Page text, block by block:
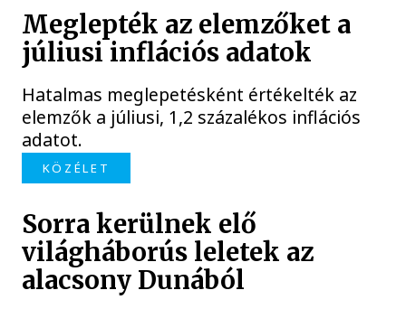
Meglepték az elemzőket a
júliusi inflációs adatok
Hatalmas meglepetésként értékelték az
elemzők a júliusi, 1,2 százalékos inflációs
adatot.
KÖZÉLET
Sorra kerülnek elő
világháborús leletek az
alacsony Dunából